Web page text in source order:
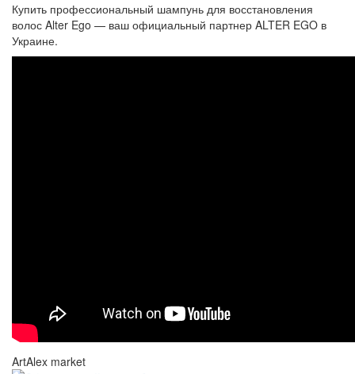
Купить профессиональный шампунь для восстановления
волос Alter Ego — ваш официальный партнер ALTER EGO в
Украине.
ArtAlex market